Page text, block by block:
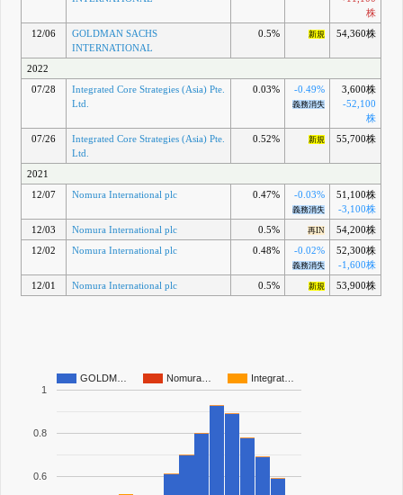
株
12/06
GOLDMAN SACHS
INTERNATIONAL
0.5% 新規 54,360株
2022
07/28
Integrated Core Strategies (Asia) Pte.
Ltd.
0.03% -0.49%
義務消失
3,600株
-52,100
株
07/26
Integrated Core Strategies (Asia) Pte.
Ltd.
0.52% 新規 55,700株
2021
12/07
Nomura International plc 0.47% -0.03%
義務消失
51,100株
-3,100株
12/03
Nomura International plc 0.5% 再IN
54,200株
12/02
Nomura International plc 0.48% -0.02%
義務消失
52,300株
-1,600株
12/01
Nomura International plc 0.5% 新規 53,900株
GOLDM… Nomura… Integrat…
0.6
0.8
1